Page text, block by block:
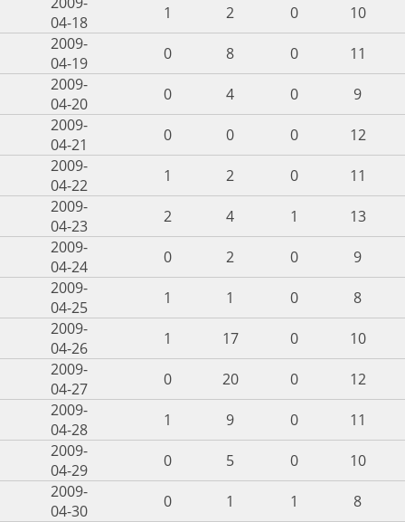
04-18
1 2 0
10
2009-
04-19
0 8 0
11
2009-
04-20
0 4 0
9
2009-
04-21
0 0 0
12
2009-
04-22
1 2 0
11
2009-
04-23
2 4 1
13
2009-
04-24
0 2 0
9
2009-
04-25
1 1 0
8
2009-
04-26
1 17 0
10
2009-
04-27
0 20 0
12
2009-
04-28
1 9 0
11
2009-
04-29
0 5 0
10
2009-
04-30
0 1 1 8